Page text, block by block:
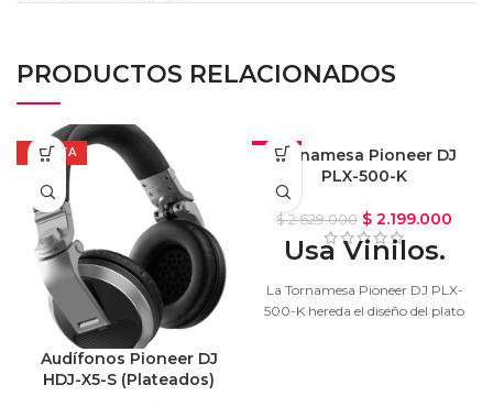
PRODUCTOS RELACIONADOS
OFERTA
Audífonos Pioneer DJ
HDJ-X5-S (Plateados)
-16%
Tornamesa Pioneer DJ
PLX-500-K
$2.629.000 $ 2.199.000
Usa Vinilos.
La Tornamesa Pioneer DJ PLX-
500-K hereda el diseño del plato